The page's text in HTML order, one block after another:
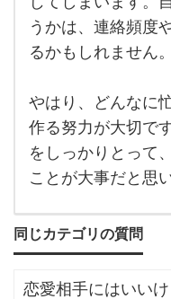
うかは、連絡頻度
るかもしれません。
やはり、どんなに
作る努力が大切で
をしっかりとって
ことが大事だと思
同じカテゴリの質問
恋愛相手にはいい